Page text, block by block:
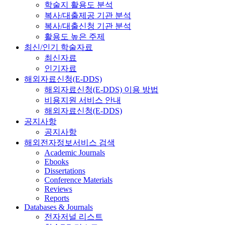
학술지 활용도 분석
복사/대출제공 기관 분석
복사/대출신청 기관 분석
활용도 높은 주제
최신/인기 학술자료
최신자료
인기자료
해외자료신청(E-DDS)
해외자료신청(E-DDS) 이용 방법
비용지원 서비스 안내
해외자료신청(E-DDS)
공지사항
공지사항
해외전자정보서비스 검색
Academic Journals
Ebooks
Dissertations
Conference Materials
Reviews
Reports
Databases & Journals
전자저널 리스트